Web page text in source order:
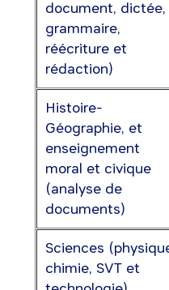
document, dictée,
grammaire,
réécriture et
rédaction)
Histoire-
Géographie, et
enseignement
moral et civique
(analyse de
documents)
Sciences
chimie, SVT et